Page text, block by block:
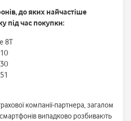
до яких найчастіше
під час покупки:
8T
компанії-партнера, загалом
випадково розбивають